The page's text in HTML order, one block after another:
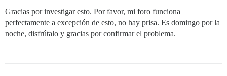
Gracias por investigar esto. Por favor, mi foro funciona
perfectamente a excepción de esto, no hay prisa. Es domingo por la
noche, disfrútalo y gracias por confirmar el problema.